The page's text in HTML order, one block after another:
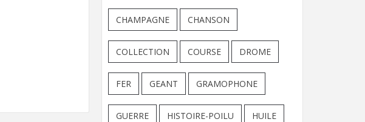
CHAMPAGNE CHANSON
COLLECTION COURSE DROME
FER GEANT GRAMOPHONE
GUERRE HISTOIRE-POILU HUILE